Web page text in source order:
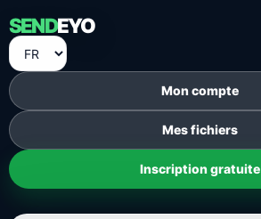
SENDEYO
Mon compte
Mes fichiers
Inscription gratuite